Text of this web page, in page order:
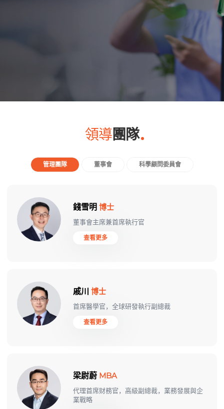
領導團隊
管理團隊 董事會 科學顧問委員會
錢雪明 博士
董事會主席兼首席執行官
查看更多
戚川 博士
首席醫學官，全球研發執行副總裁
查看更多
梁尉蔚 MBA
代理首席财務官，高級副總裁，業務發展與企
業戰略